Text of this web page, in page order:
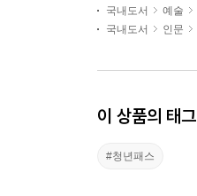
국내도서
예술
국내도서
인문
이 상품의 태그
#청년패스